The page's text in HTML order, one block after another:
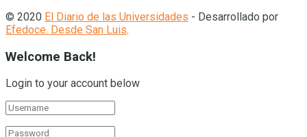
© 2020 El Diario de las Universidades - Desarrollado por
Efedoce. Desde San Luis.
Welcome Back!
Login to your account below